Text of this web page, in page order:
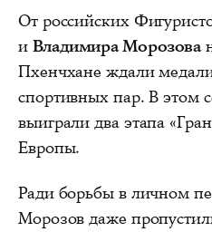
От российских
и Владимира Морозова
Пхенчхане ждали
спортивных пар. В этом
выиграли два этапа
Европы.
Ради борьбы в личном
Морозов даже